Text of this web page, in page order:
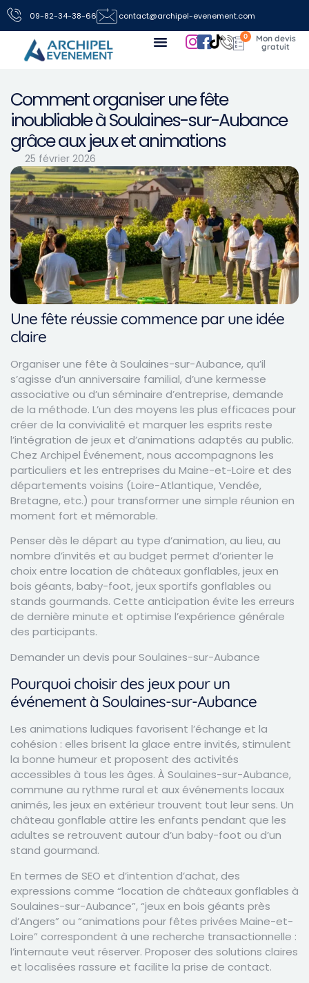
09-82-34-38-66 contact@archipel-evenement.com
0
Comment organiser une fête
inoubliable à Soulaines-sur-Aubance
grâce aux jeux et animations
25 février 2026
Une fête réussie commence par une idée
claire
Organiser une fête à Soulaines-sur-Aubance, qu’il
s’agisse d’un anniversaire familial, d’une kermesse
associative ou d’un séminaire d’entreprise, demande
de la méthode. L’un des moyens les plus efficaces pour
créer de la convivialité et marquer les esprits reste
l’intégration de jeux et d’animations adaptés au public.
Chez Archipel Événement, nous accompagnons les
particuliers et les entreprises du Maine-et-Loire et des
départements voisins (Loire-Atlantique, Vendée,
Bretagne, etc.) pour transformer une simple réunion en
moment fort et mémorable.
Penser dès le départ au type d’animation, au lieu, au
nombre d’invités et au budget permet d’orienter le
choix entre location de châteaux gonflables, jeux en
bois géants, baby-foot, jeux sportifs gonflables ou
stands gourmands. Cette anticipation évite les erreurs
de dernière minute et optimise l’expérience générale
des participants.
Demander un devis pour Soulaines-sur-Aubance
Pourquoi choisir des jeux pour un
événement à Soulaines-sur-Aubance
Les animations ludiques favorisent l’échange et la
cohésion : elles brisent la glace entre invités, stimulent
la bonne humeur et proposent des activités
accessibles à tous les âges. À Soulaines-sur-Aubance,
commune au rythme rural et aux événements locaux
animés, les jeux en extérieur trouvent tout leur sens. Un
château gonflable attire les enfants pendant que les
adultes se retrouvent autour d’un baby-foot ou d’un
stand gourmand.
En termes de SEO et d’intention d’achat, des
expressions comme “location de châteaux gonflables à
Soulaines-sur-Aubance”, “jeux en bois géants près
d’Angers” ou “animations pour fêtes privées Maine-et-
Loire” correspondent à une recherche transactionnelle :
l’internaute veut réserver. Proposer des solutions claires
et localisées rassure et facilite la prise de contact.